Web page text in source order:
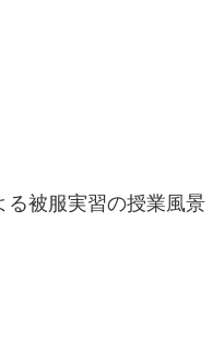
る被服実習の授業風景